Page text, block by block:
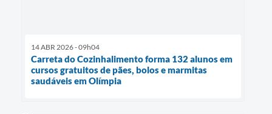
14 ABR 2026 - 09h04
Carreta do Cozinhalimento forma 132 alunos em
cursos gratuitos de pães, bolos e marmitas
saudáveis em Olímpia